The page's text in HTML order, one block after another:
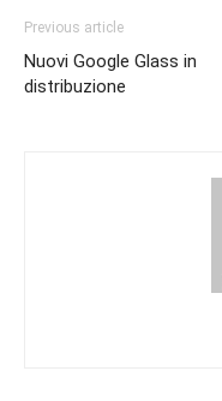
Previous article
Nuovi Google Glass in
distribuzione